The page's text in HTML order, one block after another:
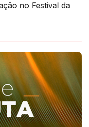
no Festival da